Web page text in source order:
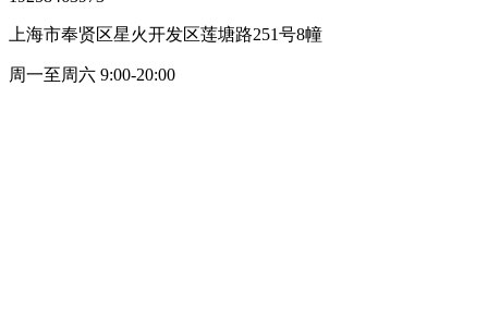
上海市奉贤区星火开发区莲塘路251号8幢
周一至周六 9:00-20:00